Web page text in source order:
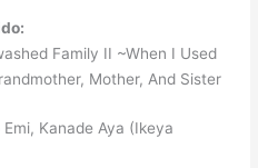
Family II ~When I Used
Mother, And Sister
Emi, Kanade Aya (Ikeya